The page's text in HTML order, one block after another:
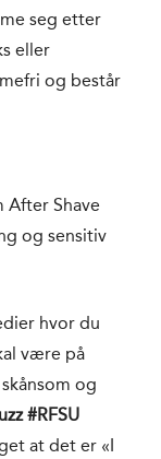
seg etter
eller
og består
After Shave
og sensitiv
hvor du
være på
og
#RFSU
at det er «I